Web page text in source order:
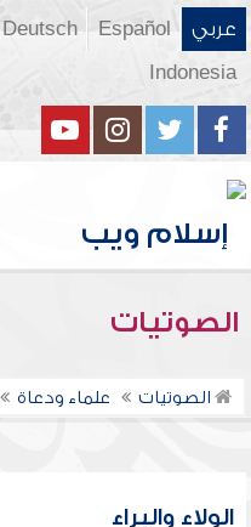
عربي Español
Deutsch
Indonesia
الصوتيات
الصوتيات علماء ودعاة
الولاء والبراء